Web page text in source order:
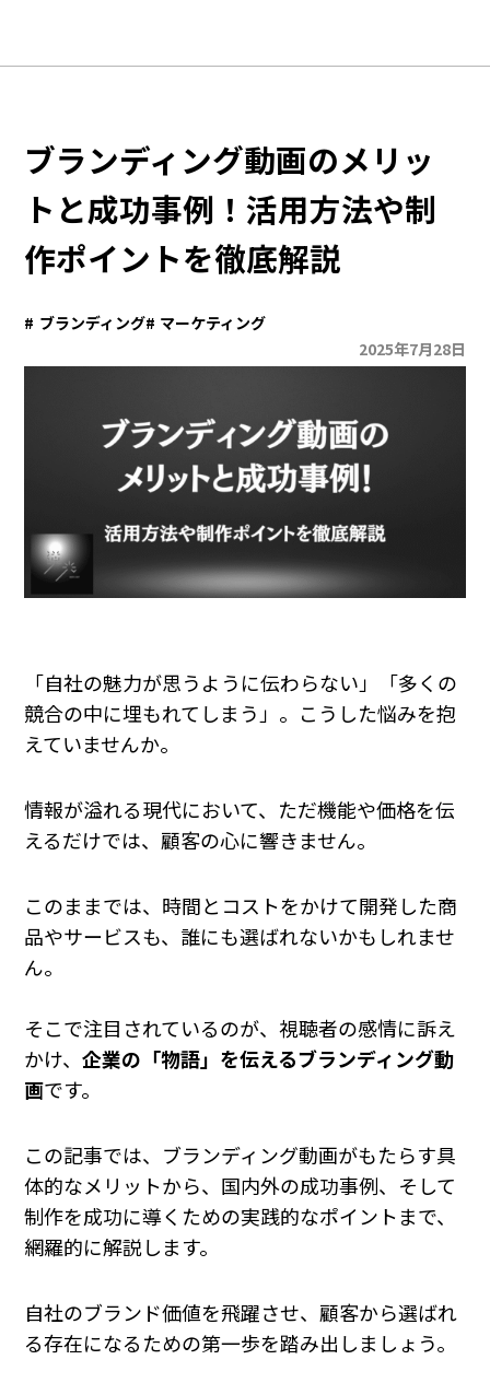
B.BRANDING
OUR STRUCTURE
APPROACH
COLUMN
ブランディング動画のメリッ
トと成功事例！活用方法や制
作ポイントを徹底解説
ブランディング
マーケティング
2025年7月28日
「自社の魅力が思うように伝わらない」「多くの
競合の中に埋もれてしまう」。こうした悩みを抱
えていませんか。
情報が溢れる現代において、ただ機能や価格を伝
えるだけでは、顧客の心に響きません。
このままでは、時間とコストをかけて開発した商
品やサービスも、誰にも選ばれないかもしれませ
ん。
そこで注目されているのが、視聴者の感情に訴え
かけ、企業の「物語」を伝えるブランディング動
画です。
この記事では、ブランディング動画がもたらす具
体的なメリットから、国内外の成功事例、そして
制作を成功に導くための実践的なポイントまで、
網羅的に解説します。
自社のブランド価値を飛躍させ、顧客から選ばれ
る存在になるための第一歩を踏み出しましょう。